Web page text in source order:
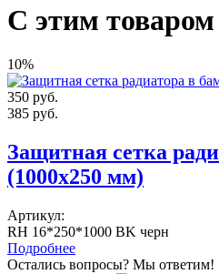
С этим
10%
350 руб.
385 руб.
Защитная сетка
(1000х250 мм)
Артикул:
RH 16*250*1000 BK черн
Подробнее
Остались вопросы? Мы ответим!